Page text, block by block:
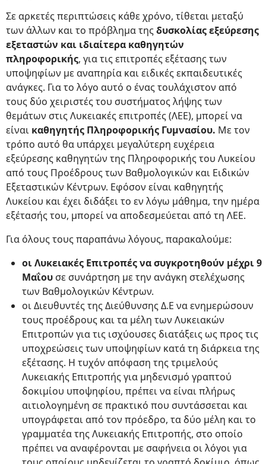
Σε αρκετές περιπτώσεις κάθε χρόνο, τίθεται μεταξύ
των άλλων και το πρόβλημα τηςδυσκολίας εξεύρεσης
εξεταστών και ιδιαίτερα καθηγητών
πληροφορικής, για τις επιτροπές εξέτασης των
υποψηφίων με αναπηρία και ειδικές εκπαιδευτικές
ανάγκες. Για το λόγο αυτό ο ένας τουλάχιστον από
τους δύο χειριστές του συστήματος λήψης των
θεμάτων στις Λυκειακές επιτροπές (ΛΕΕ), μπορεί να
είναι καθηγητής Πληροφορικής Γυμνασίου. Με τον
τρόπο αυτό θα υπάρχει μεγαλύτερη ευχέρεια
εξεύρεσης καθηγητών της Πληροφορικής του Λυκείου
από τους Προέδρους των Βαθμολογικών και Ειδικών
Εξεταστικών Κέντρων. Εφόσον είναι καθηγητής
Λυκείου και έχει διδάξει το εν λόγω μάθημα, την ημέρα
εξέτασής του, μπορεί να αποδεσμεύεται από τη ΛΕΕ.
Για όλους τους παραπάνω λόγους, παρακαλούμε:
οι Λυκειακές Επιτροπές να συγκροτηθούν μέχρι 9
Μαΐου σε συνάρτηση με την ανάγκη στελέχωσης
των Βαθμολογικών Κέντρων.
οι Διευθυντές της Διεύθυνσης Δ.Ε να ενημερώσουν
τους προέδρους και τα μέλη των Λυκειακών
Επιτροπών για τις ισχύουσες διατάξεις ως προς τις
υποχρεώσεις των υποψηφίων κατά τη διάρκεια της
εξέτασης. Η τυχόν απόφαση της τριμελούς
Λυκειακής Επιτροπής για μηδενισμό γραπτού
δοκιμίου υποψηφίου, πρέπει να είναι πλήρως
αιτιολογημένη σε πρακτικό που συντάσσεται και
υπογράφεται από τον πρόεδρο, τα δύο μέλη και το
γραμματέα της Λυκειακής Επιτροπής, στο οποίο
πρέπει να αναφέρονται με σαφήνεια οι λόγοι για